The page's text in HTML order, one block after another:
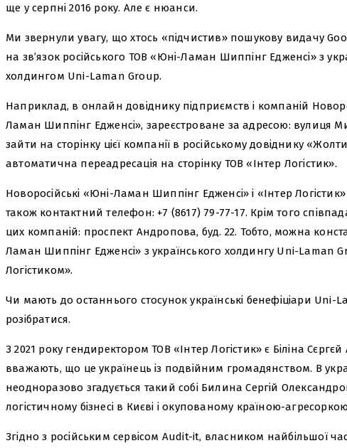
ще у серпні 2016 року. Але є нюанси.
Ми звернули увагу, що хтось «підчистив» пошукову видачу
на зв’язок російського ТОВ «Юні-Ламан Шиппінг Едженсі» з
холдингом Uni-Laman Group.
Наприклад, в онлайн довіднику підприємств і компаній
Ламан Шиппінг Едженсі», зареєстроване за адресою: вулиця
зайти на сторінку цієї компанії в російському довіднику
автоматична переадресація на сторінку ТОВ «Інтер Логістик».
Новоросійські «Юні-Ламан Шиппінг Едженсі» і «Інтер
також контактний телефон: +7 (8617) 79-77-17. Крім того
цих компаній: проспект Андропова, буд. 22. Тобто, можна
Ламан Шиппінг Едженсі» з українського холдингу Uni-Laman
Логістиком».
Чи мають до останнього стосунок українські бенефіціари Uni-
розібратися.
З 2021 року гендиректором ТОВ «Інтер Логістик» є Біліна
вважають, що це українець із подвійним громадянством. В
неодноразово згадується такий собі Билина Сергій
логістичному бізнесі в Києві і окупованому країною-
Згідно з російським сервісом Audit-it, власником найбільшої